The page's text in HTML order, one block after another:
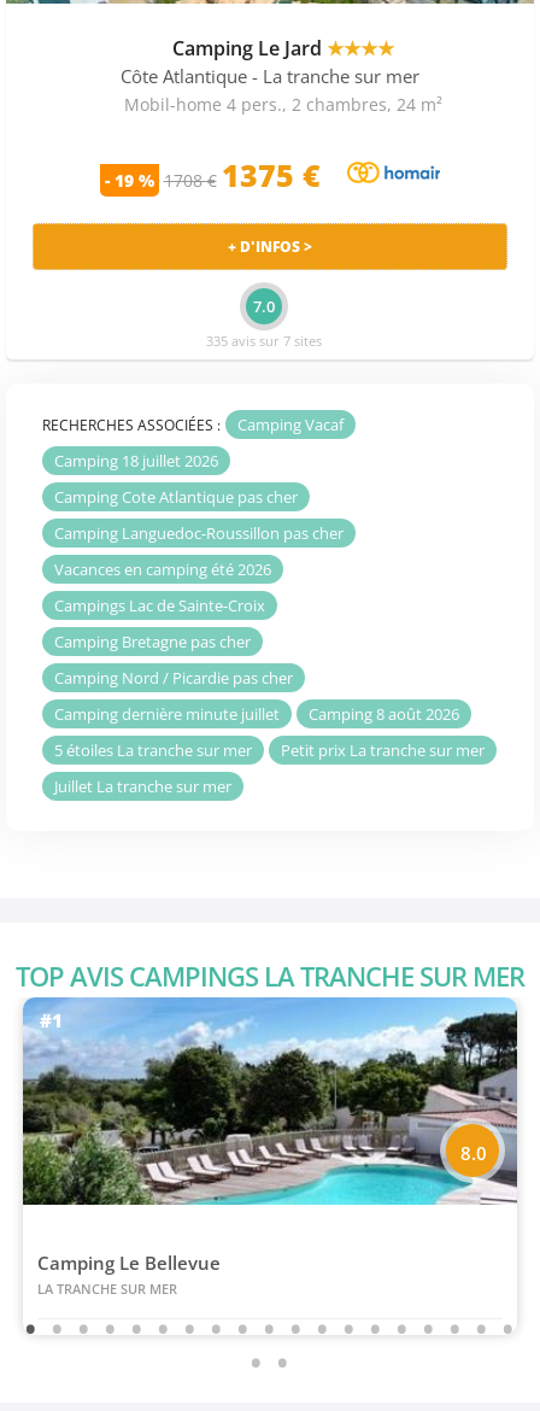
Camping Le Jard ★★★★
Côte Atlantique - La tranche sur mer
Mobil-home 4 pers., 2 chambres, 24 m²
- 19 % 1708 € 1375 €
+ D'INFOS >
7.0
335 avis sur 7 sites
RECHERCHES ASSOCIÉES :
Camping Vacaf
Camping 18 juillet 2026
Camping Cote Atlantique pas cher
Camping Languedoc-Roussillon pas cher
Vacances en camping été 2026
Campings Lac de Sainte-Croix
Camping Bretagne pas cher
Camping Nord / Picardie pas cher
Camping dernière minute juillet
Camping 8 août 2026
5 étoiles La tranche sur mer
Petit prix La tranche sur mer
Juillet La tranche sur mer
TOP AVIS CAMPINGS LA TRANCHE SUR MER
#1
Camping Le Bellevue
LA TRANCHE SUR MER
8.0